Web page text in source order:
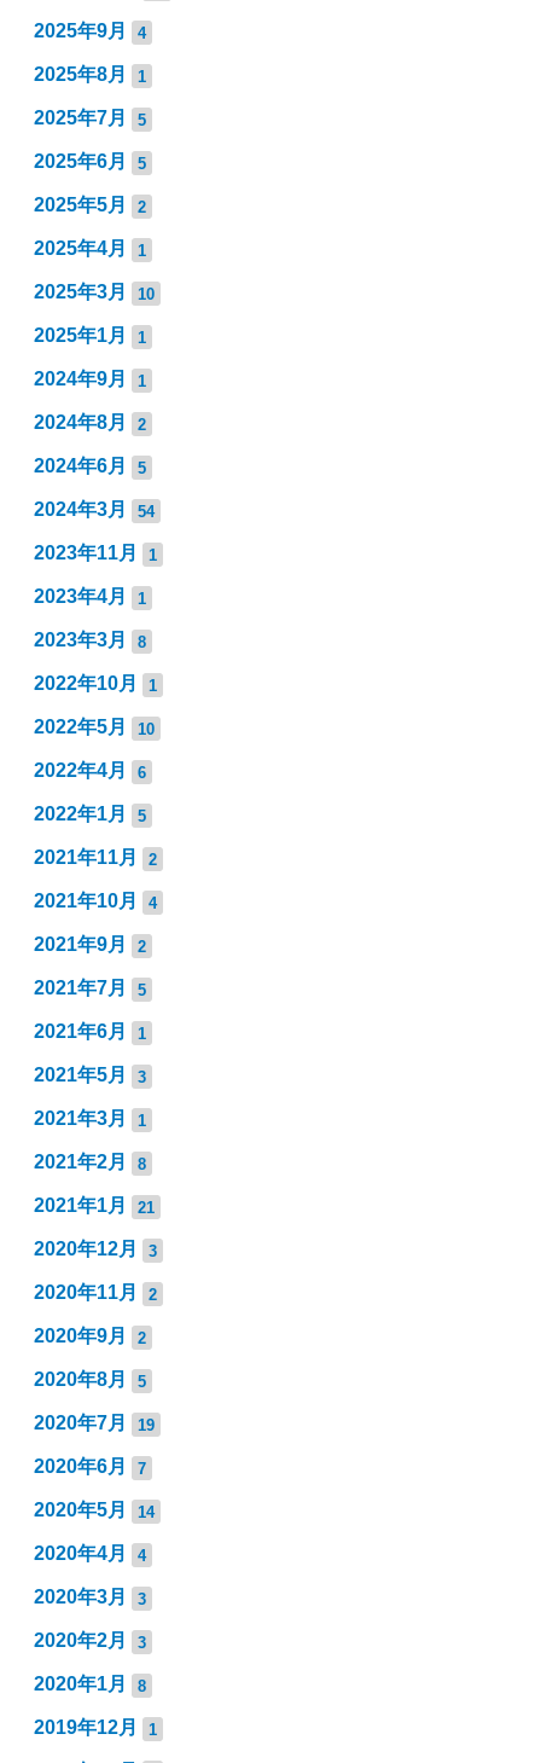
2025年9月 4
2025年8月 1
2025年7月 5
2025年6月 5
2025年5月 2
2025年4月 1
2025年3月 10
2025年1月 1
2024年9月 1
2024年8月 2
2024年6月 5
2024年3月 54
2023年11月 1
2023年4月 1
2023年3月 8
2022年10月 1
2022年5月 10
2022年4月 6
2022年1月 5
2021年11月 2
2021年10月 4
2021年9月 2
2021年7月 5
2021年6月 1
2021年5月 3
2021年3月 1
2021年2月 8
2021年1月 21
2020年12月 3
2020年11月 2
2020年9月 2
2020年8月 5
2020年7月 19
2020年6月 7
2020年5月 14
2020年4月 4
2020年3月 3
2020年2月 3
2020年1月 8
2019年12月 1